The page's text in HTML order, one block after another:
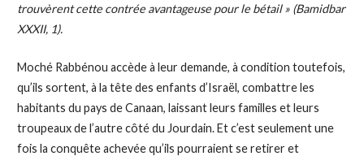
trouvèrent cette contrée avantageuse pour le bétail » (Bamidbar
XXXII, 1).
Moché Rabbénou accède à leur demande, à condition toutefois,
qu’ils sortent, à la tête des enfants d’Israël, combattre les
habitants du pays de Canaan, laissant leurs familles et leurs
troupeaux de l’autre côté du Jourdain. Et c’est seulement une
fois la conquête achevée qu’ils pourraient se retirer et